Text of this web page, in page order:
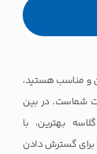
و مناسب هستید،
راه نجات شماست. در بین
بهترین، با
برای گسترش دادن